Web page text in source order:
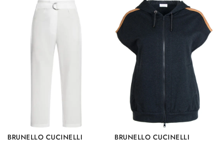
BRUNELLO CUCINELLI BRUNELLO CUCINELLI